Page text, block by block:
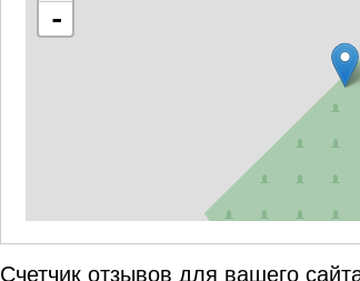
-
Счетчик отзывов для вашего